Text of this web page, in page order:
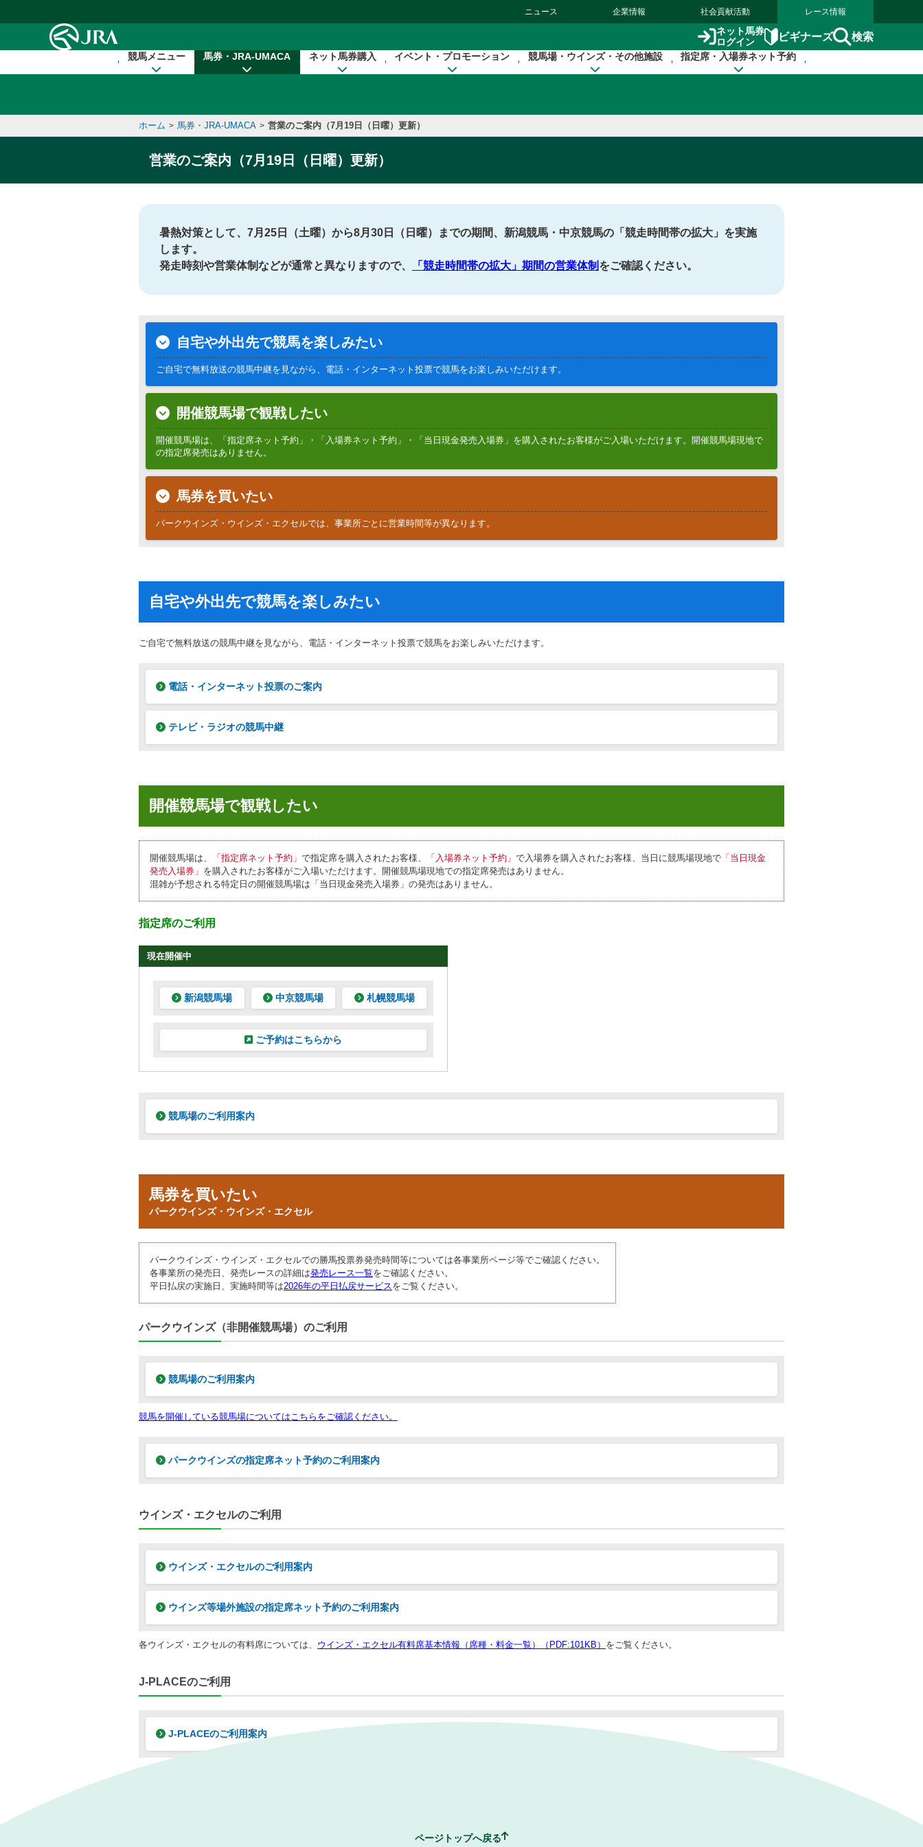
ニュース 企業情報 社会貢献活動 レース情報
ネット馬券
ログイン
ビギナーズ 検索
競馬メニュー 馬券・JRA-UMACA ネット馬券購入 イベント・プロモーション 競馬場・ウインズ・その他施設 指定席・入場券ネット予約
ホーム > 馬券・JRA-UMACA > 営業のご案内（7月19日（日曜）更新）
営業のご案内（7月19日（日曜）更新）
暑熱対策として、7月25日（土曜）から8月30日（日曜）までの期間、新潟競馬・中京競馬の「競走時間帯の拡大」を実施
します。
発走時刻や営業体制などが通常と異なりますので、
「競走時間帯の拡大」期間の営業体制 をご確認ください。
自宅や外出先で競馬を楽しみたい
ご自宅で無料放送の競馬中継を見ながら、電話・インターネット投票で競馬をお楽しみいただけます。
開催競馬場で観戦したい
開催競馬場は、「指定席ネット予約」・「入場券ネット予約」・「当日現金発売入場券」を購入されたお客様がご入場いただけます。開催競馬場現地で
の指定席発売はありません。
馬券を買いたい
パークウインズ・ウインズ・エクセルでは、事業所ごとに営業時間等が異なります。
自宅や外出先で競馬を楽しみたい
ご自宅で無料放送の競馬中継を見ながら、電話・インターネット投票で競馬をお楽しみいただけます。
電話・インターネット投票のご案内
テレビ・ラジオの競馬中継
開催競馬場で観戦したい
開催競馬場は、 「指定席ネット予約」 で指定席を購入されたお客様、 「入場券ネット予約」 で入場券を購入されたお客様、当日に競馬場現地で 「当日現金
発売入場券」 を購入されたお客様がご入場いただけます。開催競馬場現地での指定席発売はありません。
混雑が予想される特定日の開催競馬場は「当日現金発売入場券」の発売はありません。
指定席のご利用
現在開催中
新潟競馬場 中京競馬場 札幌競馬場
ご予約はこちらから
競馬場のご利用案内
馬券を買いたい
パークウインズ・ウインズ・エクセル
パークウインズ・ウインズ・エクセルでの勝馬投票券発売時間等については各事業所ページ等でご確認ください。
各事業所の発売日、発売レースの詳細は発売レース一覧をご確認ください。
平日払戻の実施日、実施時間等は2026年の平日払戻サービス をご覧ください。
パークウインズ（非開催競馬場）のご利用
競馬場のご利用案内
競馬を開催している競馬場についてはこちらをご確認ください。
パークウインズの指定席ネット予約のご利用案内
ウインズ・エクセルのご利用
ウインズ・エクセルのご利用案内
ウインズ等場外施設の指定席ネット予約のご利用案内
各ウインズ・エクセルの有料席については、 ウインズ・エクセル有料席基本情報（席種・料金一覧）（PDF:101KB） をご覧ください。
J-PLACEのご利用
J-PLACEのご利用案内
ページトップへ戻る